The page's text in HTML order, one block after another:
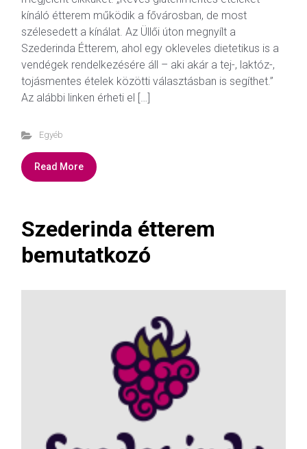
kínáló étterem működik a fővárosban, de most
szélesedett a kínálat. Az Üllői úton megnyílt a
Szederinda Étterem, ahol egy okleveles dietetikus is a
vendégek rendelkezésére áll – aki akár a tej-, laktóz-,
tojásmentes ételek közötti választásban is segíthet.”
Az alábbi linken érheti el […]
Egyéb
Read More
Szederinda étterem
bemutatkozó